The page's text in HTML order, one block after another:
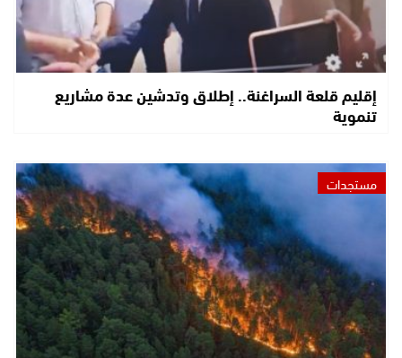
إقليم قلعة السراغنة.. إطلاق وتدشين عدة مشاريع
تنموية
مستجدات